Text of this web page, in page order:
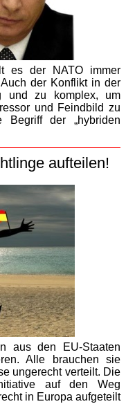
es der NATO immer
der Konflikt in der
und zu komplex, um
und Feindbild zu
der „hybriden
aufteilen!
aus den EU-Staaten
Alle brauchen sie
ungerecht verteilt. Die
auf den Weg
in Europa aufgeteilt